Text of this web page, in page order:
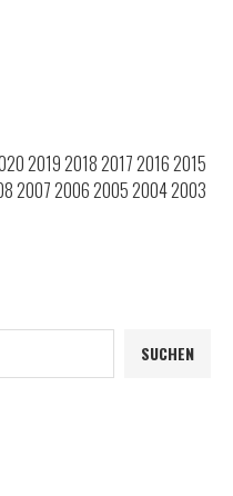
20192018201720162015
20072006200520042003
SUCHEN